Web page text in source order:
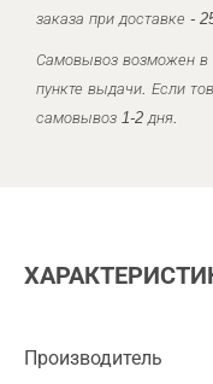
заказа при доставке -
Самовывоз возможен в
пункте выдачи. Если
самовывоз 1-2 дня.
Производитель